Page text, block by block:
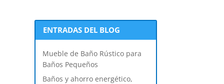
ENTRADAS DEL BLOG
Mueble de Baño Rústico para
Baños Pequeños
Baños y ahorro energético,